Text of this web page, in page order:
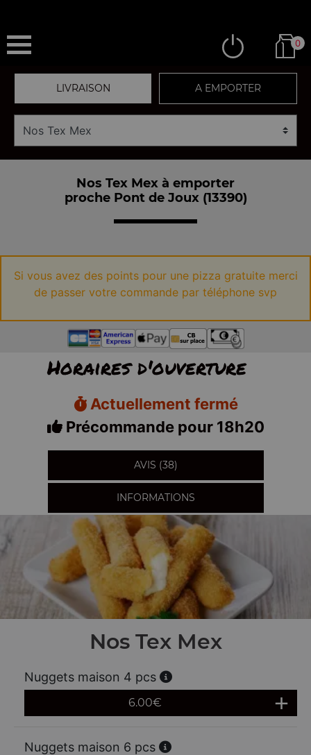
0
LIVRAISON A EMPORTER
Nos Tex Mex à emporter
proche Pont de Joux (13390)
Si vous avez des points pour une pizza gratuite merci
de passer votre commande par téléphone svp
Horaires d'ouverture
Actuellement fermé
Précommande pour 18h20
AVIS (38)
INFORMATIONS
Nos Tex Mex
Nuggets maison 4 pcs
6.00€
Nuggets maison 6 pcs